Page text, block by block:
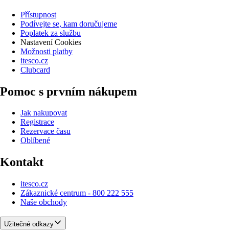
Přístupnost
Podívejte se, kam doručujeme
Poplatek za službu
Nastavení Cookies
Možnosti platby
itesco.cz
Clubcard
Pomoc s prvním nákupem
Jak nakupovat
Registrace
Rezervace času
Oblíbené
Kontakt
itesco.cz
Zákaznické centrum - 800 222 555
Naše obchody
Užitečné odkazy